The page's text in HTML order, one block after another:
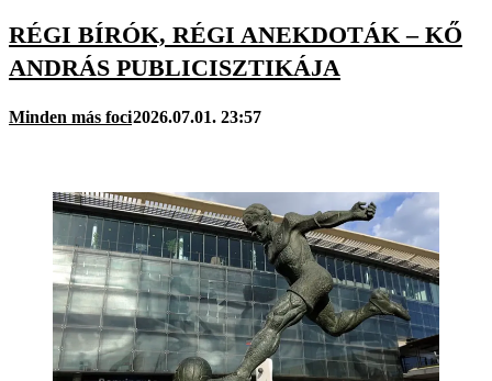
RÉGI BÍRÓK, RÉGI ANEKDOTÁK – KŐ
ANDRÁS PUBLICISZTIKÁJA
Minden más foci2026.07.01. 23:57